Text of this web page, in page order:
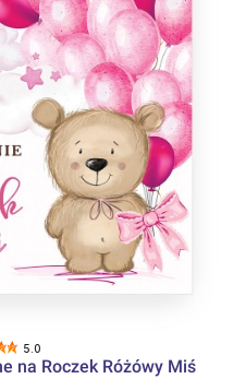
5.0
na Roczek Różówy Miś